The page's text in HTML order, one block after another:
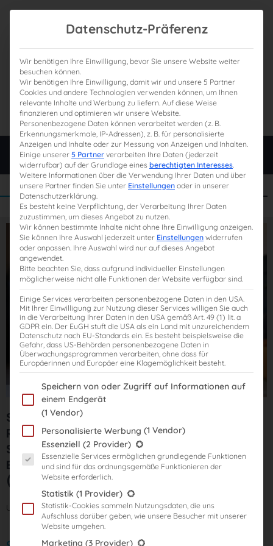
0
Gesamtpreis
0,00 €
StB-Examenstraining: Dein
Rettungsanker bis zur
Steuerberaterprüfung inkl.
Bibiliothekszugriff zu allen Webinaren
(Tax Coach)
Uhrzeit: jew.von19:00 Uhr bis 20:30 Uhr
Datenschutz-Präferenz
Wir benötigen Ihre Einwilligung, bevor Sie unsere Website weiter
besuchen können.
Wir benötigen Ihre Einwilligung, damit wir und unsere 5 Partner
Cookies und andere Technologien verwenden können, um Ihnen
relevante Inhalte und Werbung zu liefern. Auf diese Weise
finanzieren und optimieren wir unsere Website.
Personenbezogene Daten können verarbeitet werden (z. B.
Erkennungsmerkmale, IP-Adressen), z. B. für personalisierte
Anzeigen und Inhalte oder zur Messung von Anzeigen und Inhalten.
Einige unserer 5 Partner verarbeiten Ihre Daten (jederzeit
widerrufbar) auf der Grundlage eines berechtigten Interesses.
Weitere Informationen über die Verwendung Ihrer Daten und über
unsere Partner finden Sie unter Einstellungen oder in unserer
Datenschutzerklärung.
Es besteht keine Verpflichtung, der Verarbeitung Ihrer Daten
zuzustimmen, um dieses Angebot zu nutzen.
Wir können bestimmte Inhalte nicht ohne Ihre Einwilligung anzeigen.
Sie können Ihre Auswahl jederzeit unter Einstellungen widerrufen
oder anpassen. Ihre Auswahl wird nur auf dieses Angebot
angewendet.
Bitte beachten Sie, dass aufgrund individueller Einstellungen
möglicherweise nicht alle Funktionen der Website verfügbar sind.
Einige Services verarbeiten personenbezogene Daten in den USA.
Mit Ihrer Einwilligung zur Nutzung dieser Services willigen Sie auch
in die Verarbeitung Ihrer Daten in den USA gemäß Art. 49 (1) lit. a
GDPR ein. Der EuGH stuft die USA als ein Land mit unzureichendem
Datenschutz nach EU-Standards ein. Es besteht beispielsweise die
Gefahr, dass US-Behörden personenbezogene Daten in
Überwachungsprogrammen verarbeiten, ohne dass für
Europäerinnen und Europäer eine Klagemöglichkeit besteht.
Im Folgenden finden Sie eine Liste der Zwecke des IAB
Speichern von oder Zugriff auf Informationen auf
einem Endgerät
(1 Vendor)
Personalisierte Werbung (1 Vendor)
Es folgt eine Liste der Service-Gruppen, für die eine Einwilligung
Essenziell (2 Provider)
Essenzielle Services ermöglichen grundlegende Funktionen
und sind für das ordnungsgemäße Funktionieren der
Website erforderlich.
Statistik (1 Provider)
Statistik-Cookies sammeln Nutzungsdaten, die uns
Aufschluss darüber geben, wie unsere Besucher mit unserer
Website umgehen.
Marketing (3 Provider)